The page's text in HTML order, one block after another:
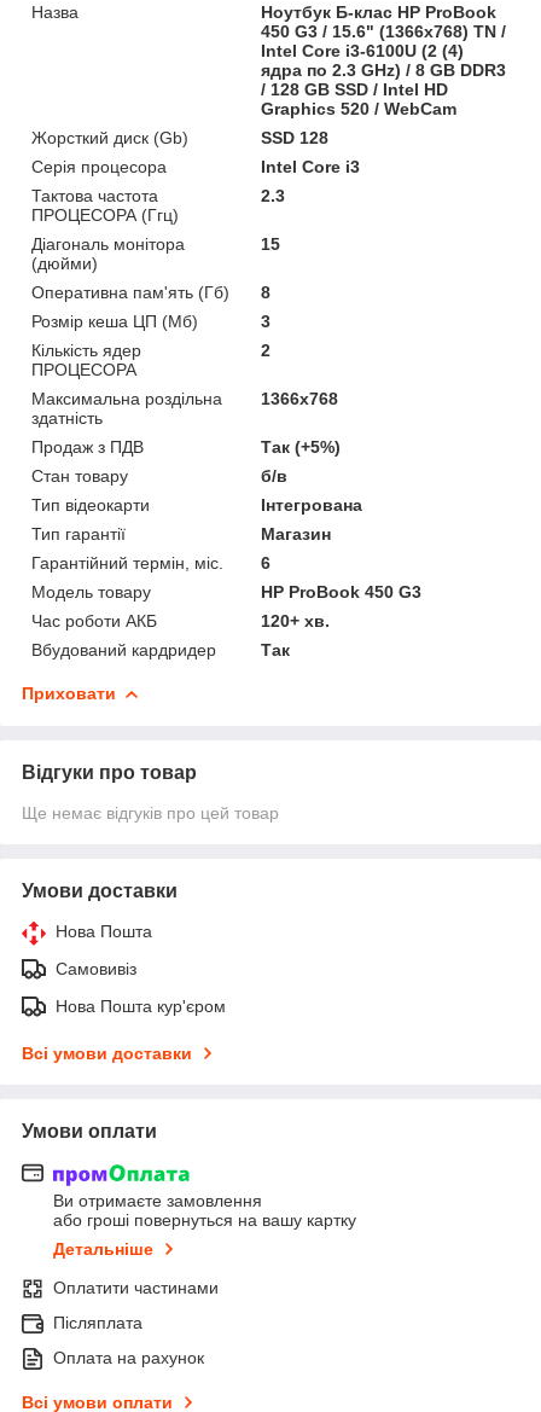
Назва
Ноутбук Б-клас HP ProBook
450 G3 / 15.6" (1366x768) TN /
Intel Core i3-6100U (2 (4)
ядра по 2.3 GHz) / 8 GB DDR3
/ 128 GB SSD / Intel HD
Graphics 520 / WebCam
Жорсткий диск (Gb)
SSD 128
Серія процесора
Intel Core i3
Тактова частота
ПРОЦЕСОРА (Ггц)
2.3
Діагональ монітора
(дюйми)
15
Оперативна пам'ять (Гб)
8
Розмір кеша ЦП (Мб)
3
Кількість ядер
ПРОЦЕСОРА
2
Максимальна роздільна
здатність
1366x768
Продаж з ПДВ
Так (+5%)
Стан товару
б/в
Тип відеокарти
Інтегрована
Тип гарантії
Магазин
Гарантійний термін, міс.
6
Модель товару
HP ProBook 450 G3
Час роботи АКБ
120+ хв.
Вбудований кардридер
Так
Приховати
Відгуки про товар
Ще немає відгуків про цей товар
Умови доставки
Нова Пошта
Самовивіз
Нова Пошта кур'єром
Всі умови доставки
Умови оплати
Ви отримаєте замовлення
або гроші повернуться на вашу картку
Детальніше
Оплатити частинами
Післяплата
Оплата на рахунок
Всі умови оплати